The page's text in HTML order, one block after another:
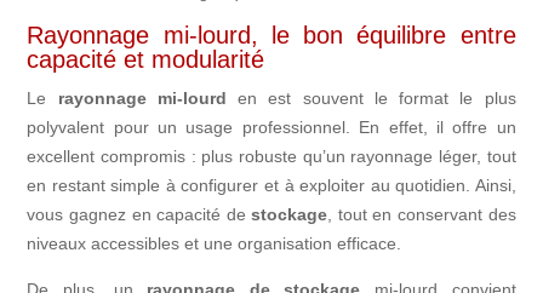
Rayonnage mi-lourd, le bon équilibre entre
capacité et modularité
Le rayonnage mi-lourd en est souvent le format le plus
polyvalent pour un usage professionnel. En effet, il offre un
excellent compromis : plus robuste qu’un rayonnage léger, tout
en restant simple à configurer et à exploiter au quotidien. Ainsi,
vous gagnez en capacité destockage , tout en conservant des
niveaux accessibles et une organisation efficace.